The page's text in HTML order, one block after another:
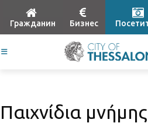
Гражданин Бизнес
Παιχνίδια